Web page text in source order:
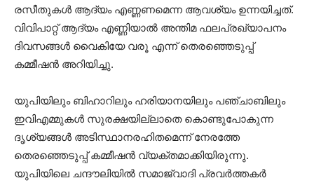
രസീതുകൾ ആദ്യം എണ്ണണമെന്ന ആവശ്യം ഉന്നയിച്ചത്.
വിവിപാറ്റ്‌ ആദ്യം എണ്ണിയാൽ അന്തിമ ഫലപ്രഖ്യാപനം
ദിവസങ്ങൾ വൈകിയേ വരൂ എന്ന് തെരഞ്ഞെടുപ്പ്
കമ്മീഷൻ അറിയിച്ചു.
യുപിയിലും ബിഹാറിലും ഹരിയാനയിലും പഞ്ചാബിലും
ഇവിഎമ്മുകൾ സുരക്ഷയില്ലാതെ കൊണ്ടുപോകുന്ന
ദൃശ്യങ്ങൾ അടിസ്ഥാനരഹിതമെന്ന് നേരത്തേ
തെരഞ്ഞെടുപ്പ് കമ്മീഷൻ വ്യക്തമാക്കിയിരുന്നു.
യുപിയിലെ ചന്ദൗലിയിൽ സമാജ്‍വാദി പ്രവർത്തകർ